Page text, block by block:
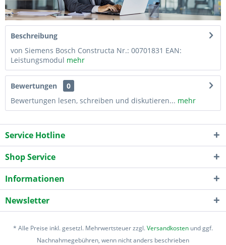
Beschreibung
von Siemens Bosch Constructa Nr.: 00701831 EAN:
Leistungsmodul mehr
Bewertungen
0
Bewertungen lesen, schreiben und diskutieren... mehr
Service Hotline
Shop Service
Informationen
Newsletter
* Alle Preise inkl. gesetzl. Mehrwertsteuer zzgl.Versandkosten und ggf.
Nachnahmegebühren, wenn nicht anders beschrieben